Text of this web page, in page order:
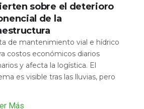
sobre el deterioro
de la
de mantenimiento vial e hídrico
costos económicos diarios
y afecta la logística. El
es visible tras las lluvias, pero
Más